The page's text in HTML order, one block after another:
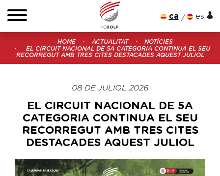
ca es
HOME ACTUALITAT
NOTÍCIES
EL CIRCUIT NACIONAL DE 5A CATEGORIA CONTINUA EL SEU
RECORREGUT AMB TRES CITES DESTACADES AQUEST JULIOL
08 DE JULIOL 2026
EL CIRCUIT NACIONAL DE 5A
CATEGORIA CONTINUA EL SEU
RECORREGUT AMB TRES CITES
DESTACADES AQUEST JULIOL